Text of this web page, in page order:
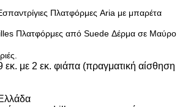
Πλατφόρμες Aria με μπαρέτα
Πλατφόρμες από Suede Δέρμα σε Μαύρο
με 2 εκ. φιάπα (πραγματική αίσθηση